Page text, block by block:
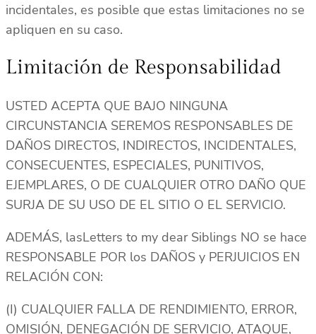
incidentales, es posible que estas limitaciones no se
apliquen en su caso.
Limitación de Responsabilidad
USTED ACEPTA QUE BAJO NINGUNA
CIRCUNSTANCIA SEREMOS RESPONSABLES DE
DAÑOS DIRECTOS, INDIRECTOS, INCIDENTALES,
CONSECUENTES, ESPECIALES, PUNITIVOS,
EJEMPLARES, O DE CUALQUIER OTRO DAÑO QUE
SURJA DE SU USO DE EL SITIO O EL SERVICIO.
ADEMÁS, lasLetters to my dear Siblings NO se hace
RESPONSABLE POR los DAÑOS y PERJUICIOS EN
RELACIÓN CON:
(I) CUALQUIER FALLA DE RENDIMIENTO, ERROR,
OMISIÓN, DENEGACIÓN DE SERVICIO, ATAQUE,